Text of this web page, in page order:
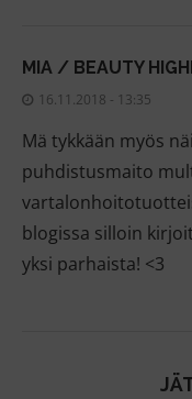
MIA / BEAUTY
16.11.2018 - 13:35
Mä tykkään myös
puhdistusmaito
blogissa silloin
yksi parhaista! <3